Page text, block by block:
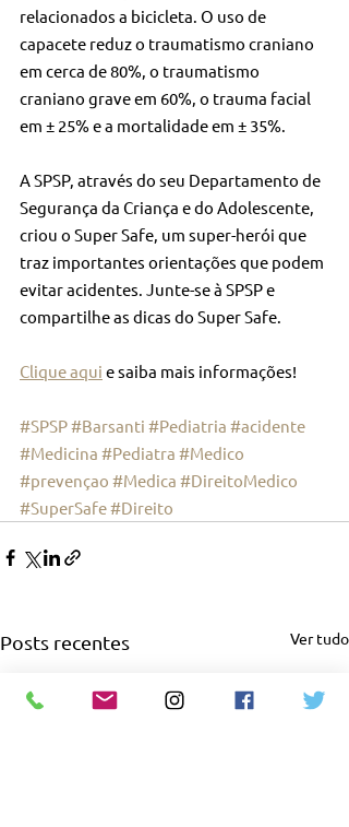
relacionados a bicicleta. O uso de
capacete reduz o traumatismo craniano
em cerca de 80%, o traumatismo
craniano grave em 60%, o trauma facial
em ± 25% e a mortalidade em ± 35%.
A SPSP, através do seu Departamento de
Segurança da Criança e do Adolescente,
criou o Super Safe, um super-herói que
traz importantes orientações que podem
evitar acidentes. Junte-se à SPSP e
compartilhe as dicas do Super Safe.
Clique aqui e saiba mais informações!
#SPSP#Barsanti #Pediatria #acidente
#Medicina #Pediatra #Medico
#prevençao #Medica #DireitoMedico
#SuperSafe#Direito
Posts recentes Ver tudo